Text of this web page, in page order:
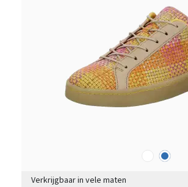
blauw
Verkrijgbaar in vele maten